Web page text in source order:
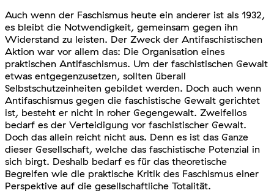
Auch wenn der Faschismus heute ein anderer ist als 1932,
es bleibt die Notwendigkeit, gemeinsam gegen ihn
Widerstand zu leisten. Der Zweck der Antifaschistischen
Aktion war vor allem das: Die Organisation eines
praktischen Antifaschismus. Um der faschistischen Gewalt
etwas entgegenzusetzen, sollten überall
Selbstschutzeinheiten gebildet werden. Doch auch wenn
Antifaschismus gegen die faschistische Gewalt gerichtet
ist, besteht er nicht in roher Gegengewalt. Zweifellos
bedarf es der Verteidigung vor faschistischer Gewalt.
Doch das allein reicht nicht aus. Denn es ist das Ganze
dieser Gesellschaft, welche das faschistische Potenzial in
sich birgt. Deshalb bedarf es für das theoretische
Begreifen wie die praktische Kritik des Faschismus einer
Perspektive auf die gesellschaftliche Totalität.